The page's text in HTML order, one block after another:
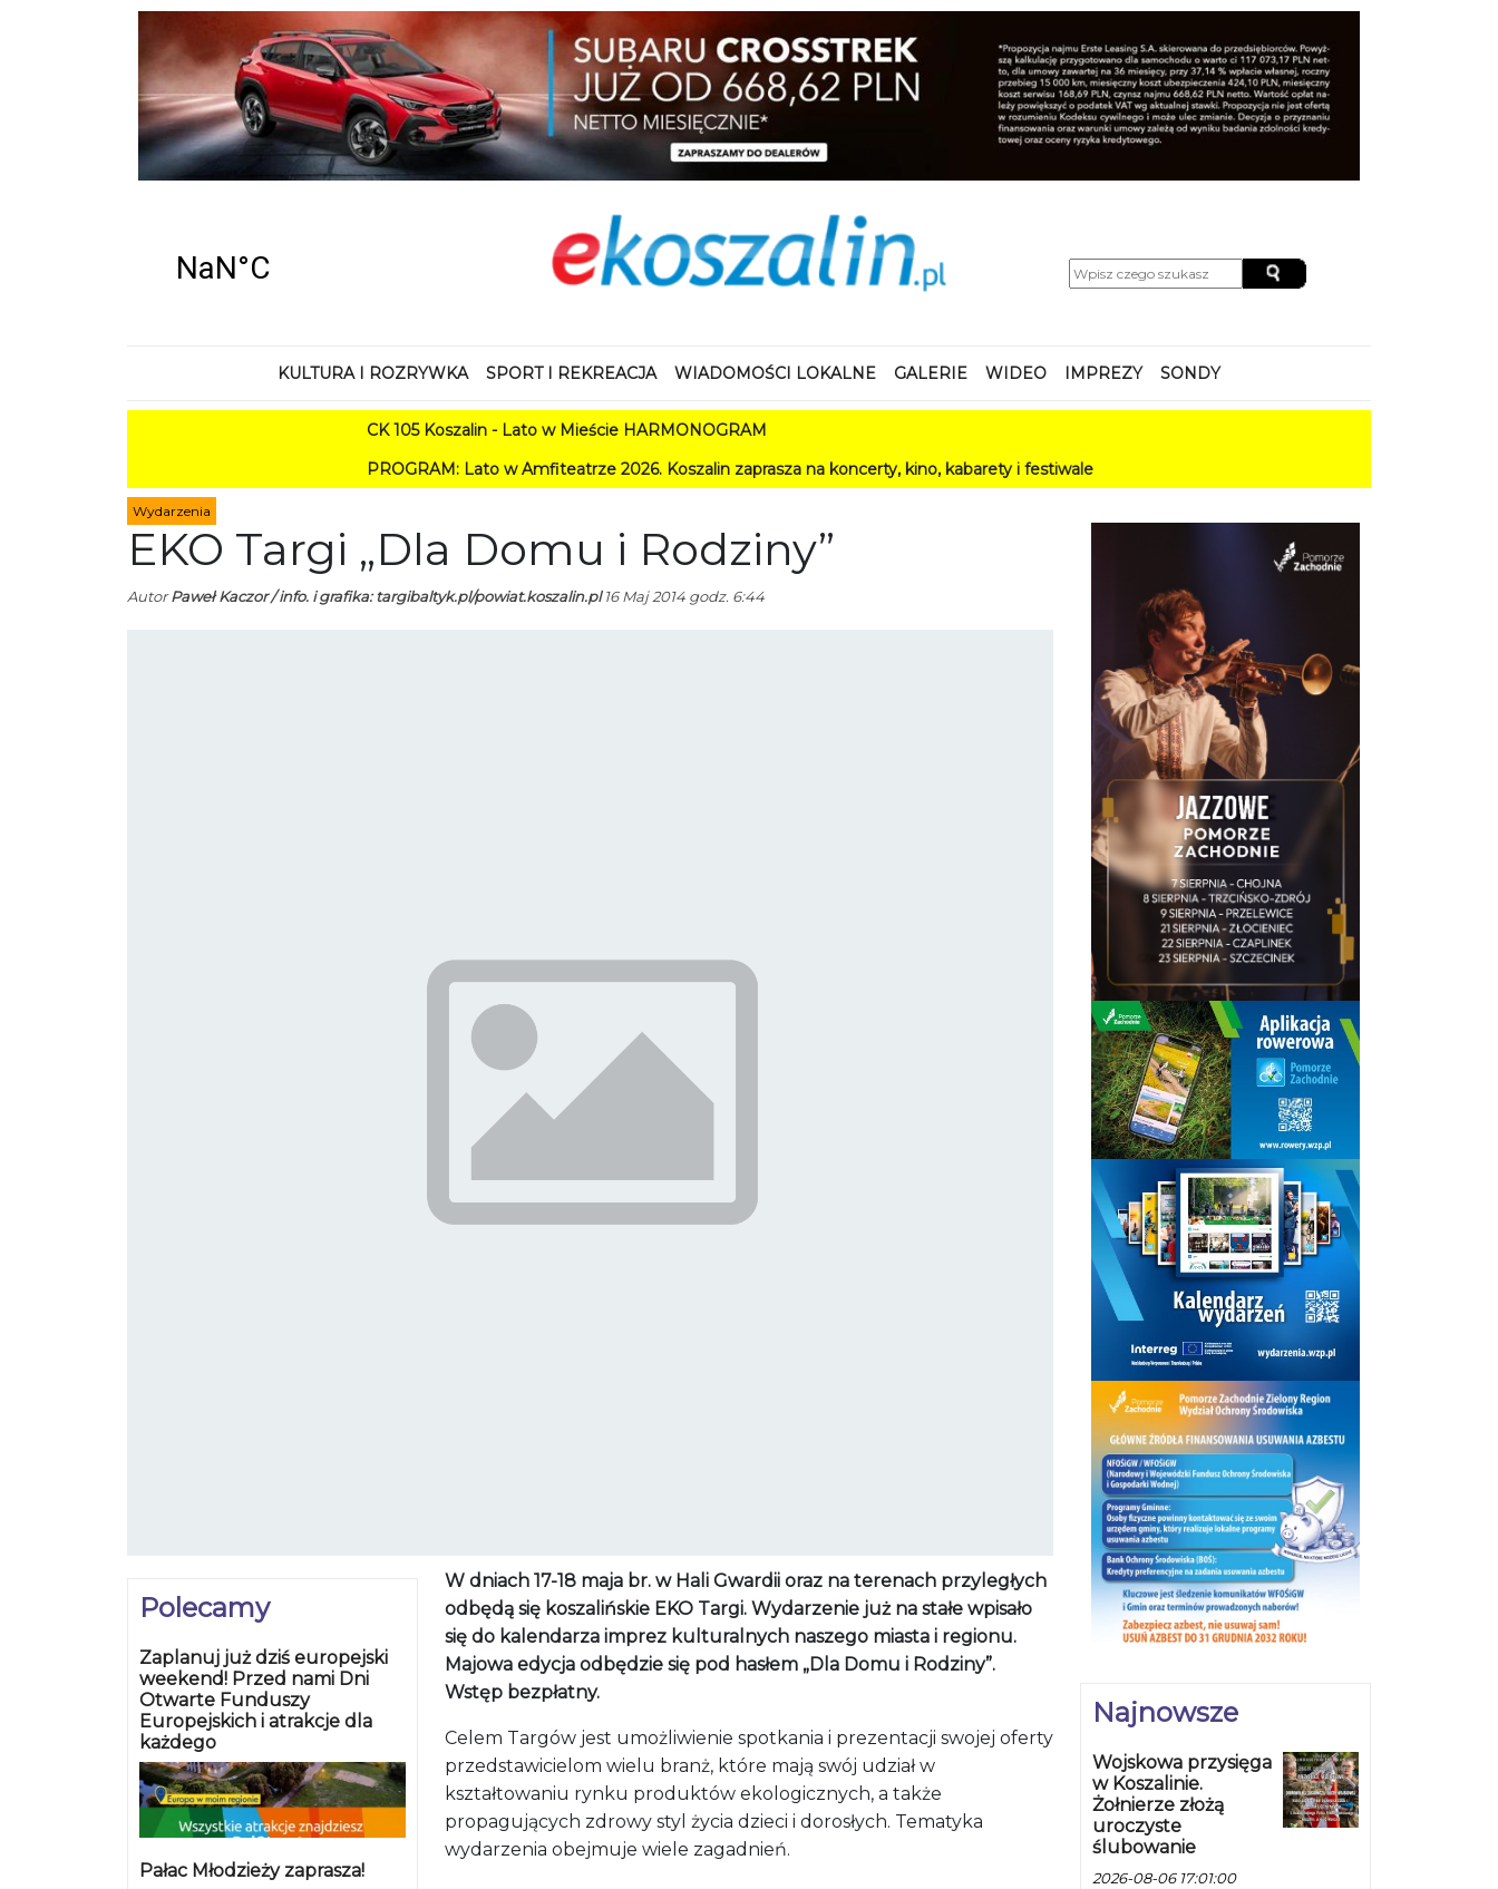
KULTURA I ROZRYWKA SPORT I REKREACJA WIADOMOŚCI LOKALNE GALERIE WIDEO IMPREZY SONDY
CK 105 Koszalin - Lato w Mieście HARMONOGRAM
PROGRAM: Lato w Amfiteatrze 2026. Koszalin zaprasza na koncerty, kino, kabarety i festiwale
Wydarzenia
EKO Targi „Dla Domu i Rodziny”
AutorPaweł Kaczor / info. i grafika: targibaltyk.pl/powiat.koszalin.pl16 Maj 2014 godz. 6:44
Polecamy
Zaplanuj już dziś europejski
weekend! Przed nami Dni
Otwarte Funduszy
Europejskich i atrakcje dla
każdego
Pałac Młodzieży zaprasza!
W dniach 17-18 maja br. w Hali Gwardii oraz na terenach przyległych
odbędą się koszalińskie EKO Targi. Wydarzenie już na stałe wpisało
się do kalendarza imprez kulturalnych naszego miasta i regionu.
Majowa edycja odbędzie się pod hasłem „Dla Domu i Rodziny”.
Wstęp bezpłatny.
Celem Targów jest umożliwienie spotkania i prezentacji swojej oferty
przedstawicielom wielu branż, które mają swój udział w
kształtowaniu rynku produktów ekologicznych, a także
propagujących zdrowy styl życia dzieci i dorosłych. Tematyka
wydarzenia obejmuje wiele zagadnień.
Najnowsze
Wojskowa przysięga
w Koszalinie.
Żołnierze złożą
uroczyste
ślubowanie
2026-08-06 17:01:00